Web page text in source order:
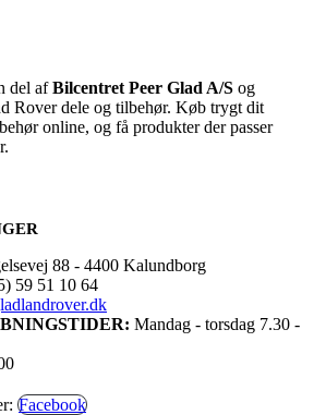
del afBilcentret Peer Glad A/S og
Rover dele og tilbehør. Køb trygt dit
online, og få produkter der passer
88 - 4400 Kalundborg
59 51 10 64
Mandag - torsdag 7.30 -
Facebook